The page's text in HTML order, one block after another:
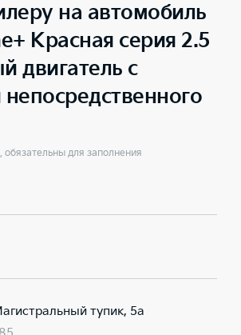
на автомобиль
Красная серия 2.5
двигатель с
для заполнения
тупик, 5а